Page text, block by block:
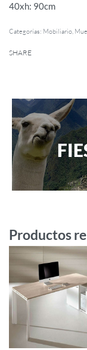
40xh: 90cm
Categorías: Mobiliario,
SHARE
Productos